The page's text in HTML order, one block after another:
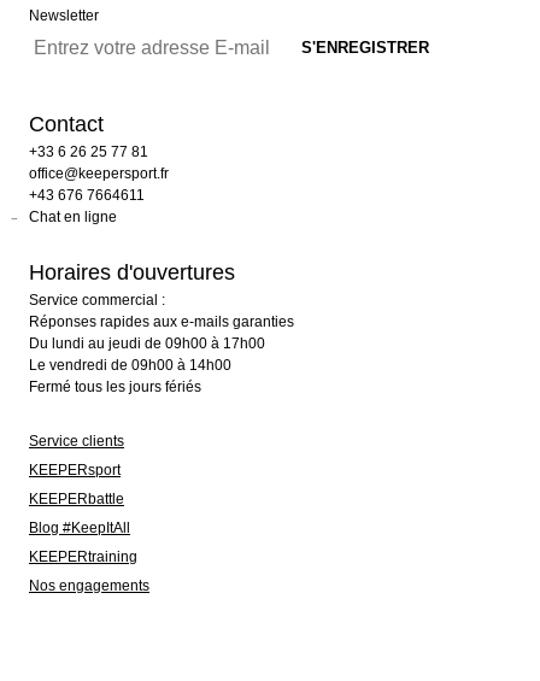
Newsletter
Contact
+33 6 26 25 77 81
office@keepersport.fr
+43 676 7664611
Chat en ligne
Horaires d'ouvertures
Service commercial :
Réponses rapides aux e-mails garanties
Du lundi au jeudi de 09h00 à 17h00
Le vendredi de 09h00 à 14h00
Fermé tous les jours fériés
Service clients
KEEPERsport
KEEPERbattle
Blog #KeepItAll
KEEPERtraining
Nos engagements